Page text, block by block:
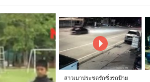
สาวเมาประชดรักซิ่งรถป้าย